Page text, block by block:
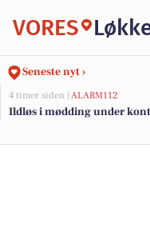
VORES
Seneste nyt ›
4 timer siden | ALARM112
Ildløs i mødding under